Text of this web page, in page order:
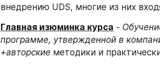
внедрению UDS, многие из них
Главная изюминка курса -
программе, утвержденной в
+авторские методики и